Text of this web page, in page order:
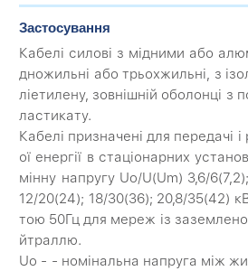
Застосування
Кабелі силові з мідними або
дножильні або трьохжильні, з
ліетилену, зовнішній оболонці з
ластикату.
Кабелі призначені для передачі
ої енергії в стаціонарних
мінну напругу Uo/U(Um) 3,6/
12/20(24); 18/30(36); 20,8/35(42)
тою 50Гц для мереж із
йтраллю.
Uo - - номінальна напруга між